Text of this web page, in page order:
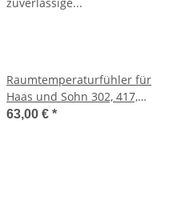
Raumtemperaturfühler für
Haas und Sohn 302, 417,
440, 441, 517
63,00 € *